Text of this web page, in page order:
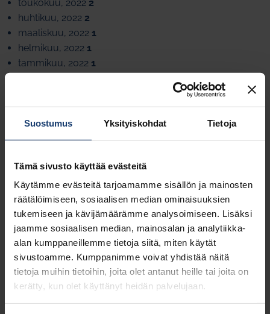
Suostumus Yksityiskohdat Tietoja
Tämä sivusto käyttää evästeitä
Käytämme evästeitä tarjoamamme sisällön ja mainosten
räätälöimiseen, sosiaalisen median ominaisuuksien
tukemiseen ja kävijämäärämme analysoimiseen. Lisäksi
jaamme sosiaalisen median, mainosalan ja analytiikka-
alan kumppaneillemme tietoja siitä, miten käytät
sivustoamme. Kumppanimme voivat yhdistää näitä
tietoja muihin tietoihin, joita olet antanut heille tai joita on
kerätty, kun olet käyttänyt heidän palvelujaan.
toukokuu, 2022 2
huhtikuu, 2022 2
maaliskuu, 2022 1
helmikuu, 2022 1
tammikuu, 2022 1
syyskuu, 20213
kesäkuu, 2021
toukokuu, 20211
maaliskuu, 20212
helmikuu, 20211
joulukuu, 20201
marraskuu, 20201
lokakuu, 20201
kesäkuu, 20201
toukokuu, 20202
huhtikuu, 20203
helmikuu, 20201
tammikuu, 20202